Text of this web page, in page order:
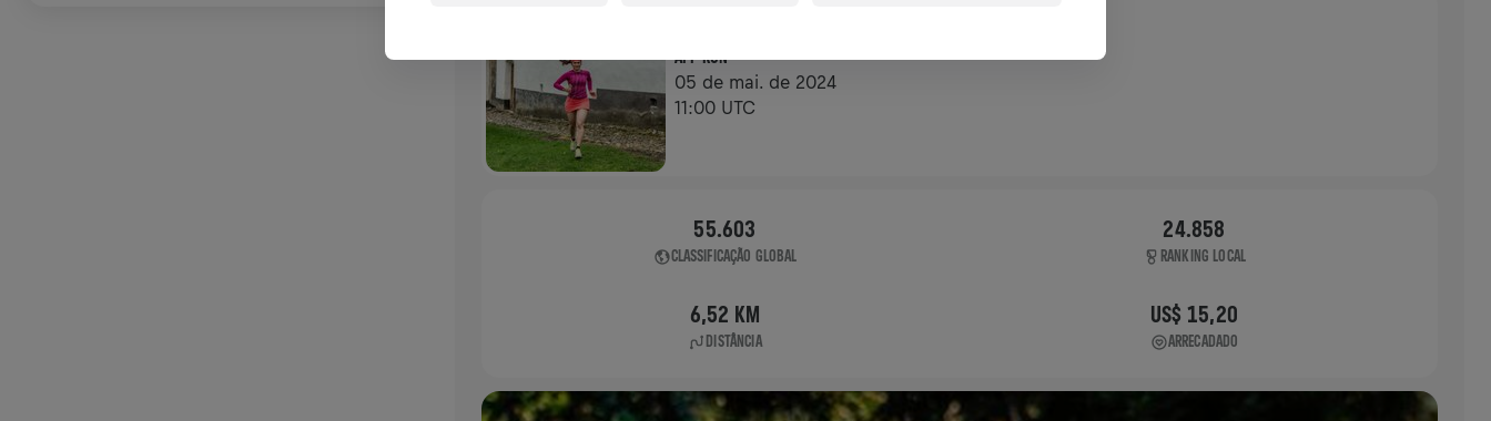
APP RUN
05 de mai. de 2024
11:00 UTC
55.603
CLASSIFICAÇÃO GLOBAL
24.858
RANKING LOCAL
6,52 KM
DISTÂNCIA
US$ 15,20
ARRECADADO